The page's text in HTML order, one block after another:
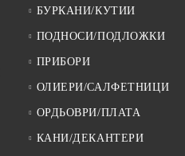
БУРКАНИ/КУТИИ
ПОДНОСИ/ПОДЛОЖКИ
ПРИБОРИ
ОЛИЕРИ/САЛФЕТНИЦИ
ОРДЬОВРИ/ПЛАТА
КАНИ/ДЕКАНТЕРИ